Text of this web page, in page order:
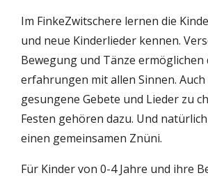
Im FinkeZwitschere lernen die
und neue Kinderlieder kennen.
Bewegung und Tänze ermöglichen
erfahrungen mit allen Sinnen. Auch
gesungene Gebete und Lieder zu
Festen gehören dazu. Und
einen gemeinsamen Znüni.
Für Kinder von 0-4 Jahre und ihre